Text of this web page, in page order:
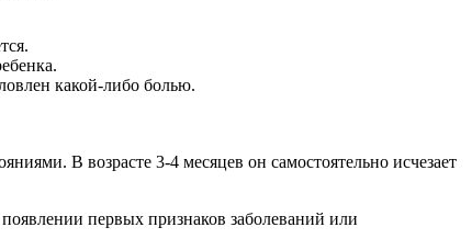
какой-либо болью.
В возрасте 3-4 месяцев он самостоятельно исчезает
первых признаков заболеваний или